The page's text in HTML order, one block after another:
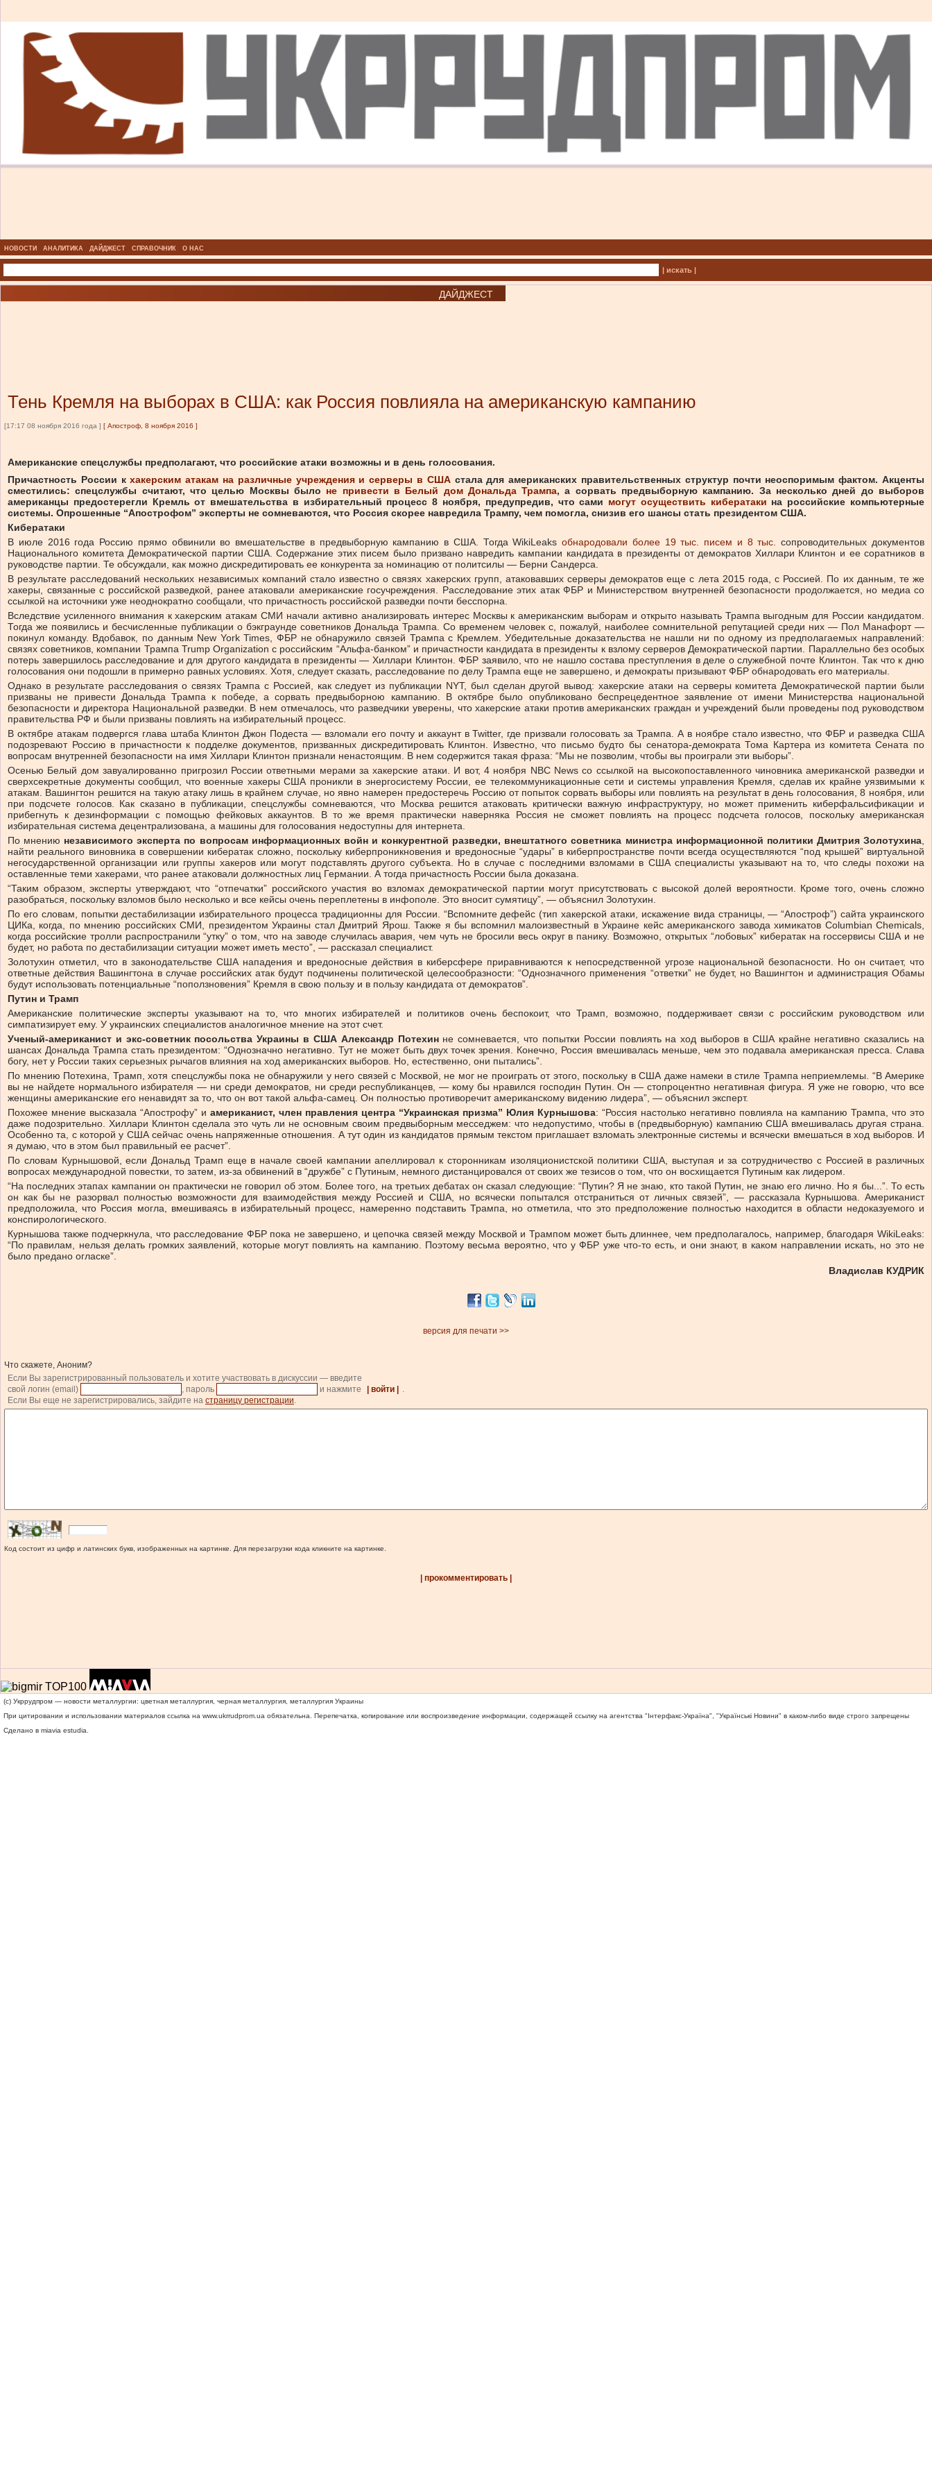
НОВОСТИ АНАЛИТИКА ДАЙДЖЕСТ СПРАВОЧНИК О НАС
| искать |
ДАЙДЖЕСТ
Тень Кремля на выборах в США: как Россия повлияла на американскую кампанию
[17:17 08 ноября 2016 года ] [ Апостроф, 8 ноября 2016 ]
Американские спецслужбы предполагают, что российские атаки возможны и в день голосования.
Причастность России кхакерским атакам на различные учреждения и серверы в СШАстала для американских правительственных структур почти неоспоримым фактом. Акценты
сместились: спецслужбы считают, что целью Москвы было не привести в Белый дом Дональда Трампа, а сорвать предвыборную кампанию. За несколько дней до выборов
американцы предостерегли Кремль от вмешательства в избирательный процесс 8 ноября, предупредив, что сами могут осуществить кибератаки на российские компьютерные
системы. Опрошенные “Апострофом” эксперты не сомневаются, что Россия скорее навредила Трампу, чем помогла, снизив его шансы стать президентом США.
Кибератаки
В июле 2016 года Россию прямо обвинили во вмешательстве в предвыборную кампанию в США. Тогда WikiLeaksобнародовали более 19 тыс. писем и 8 тыс.
сопроводительных документов
Национального комитета Демократической партии США. Содержание этих писем было призвано навредить кампании кандидата в президенты от демократов Хиллари Клинтон и ее соратников в
руководстве партии. Те обсуждали, как можно дискредитировать ее конкурента за номинацию от политсилы — Берни Сандерса.
В результате расследований нескольких независимых компаний стало известно о связях хакерских групп, атаковавших серверы демократов еще с лета 2015 года, с Россией. По их данным, те же
хакеры, связанные с российской разведкой, ранее атаковали американские госучреждения. Расследование этих атак ФБР и Министерством внутренней безопасности продолжается, но медиа со
ссылкой на источники уже неоднократно сообщали, что причастность российской разведки почти бесспорна.
Вследствие усиленного внимания к хакерским атакам СМИ начали активно анализировать интерес Москвы к американским выборам и открыто называть Трампа выгодным для России кандидатом.
Тогда же появились и бесчисленные публикации о бэкграунде советников Дональда Трампа. Со временем человек с, пожалуй, наиболее сомнительной репутацией среди них — Пол Манафорт —
покинул команду. Вдобавок, по данным New York Times, ФБР не обнаружило связей Трампа с Кремлем. Убедительные доказательства не нашли ни по одному из предполагаемых направлений:
связях советников, компании Трампа Trump Organization с российским “Альфа-банком” и причастности кандидата в президенты к взлому серверов Демократической партии. Параллельно без особых
потерь завершилось расследование и для другого кандидата в президенты — Хиллари Клинтон. ФБР заявило, что не нашло состава преступления в деле о служебной почте Клинтон. Так что к дню
голосования они подошли в примерно равных условиях. Хотя, следует сказать, расследование по делу Трампа еще не завершено, и демократы призывают ФБР обнародовать его материалы.
Однако в результате расследования о связях Трампа с Россией, как следует из публикации NYT, был сделан другой вывод: хакерские атаки на серверы комитета Демократической партии были
призваны не привести Дональда Трампа к победе, а сорвать предвыборною кампанию. В октябре было опубликовано беспрецедентное заявление от имени Министерства национальной
безопасности и директора Национальной разведки. В нем отмечалось, что разведчики уверены, что хакерские атаки против американских граждан и учреждений были проведены под руководством
правительства РФ и были призваны повлиять на избирательный процесс.
В октябре атакам подвергся глава штаба Клинтон Джон Подеста — взломали его почту и аккаунт в Twitter, где призвали голосовать за Трампа. А в ноябре стало известно, что ФБР и разведка США
подозревают Россию в причастности к подделке документов, призванных дискредитировать Клинтон. Известно, что письмо будто бы сенатора-демократа Тома Картера из комитета Сената по
вопросам внутренней безопасности на имя Хиллари Клинтон признали ненастоящим. В нем содержится такая фраза: “Мы не позволим, чтобы вы проиграли эти выборы”.
Осенью Белый дом завуалированно пригрозил России ответными мерами за хакерские атаки. И вот, 4 ноября NBC News со ссылкой на высокопоставленного чиновника американской разведки и
сверхсекретные документы сообщил, что военные хакеры США проникли в энергосистему России, ее телекоммуникационные сети и системы управления Кремля, сделав их крайне уязвимыми к
атакам. Вашингтон решится на такую атаку лишь в крайнем случае, но явно намерен предостеречь Россию от попыток сорвать выборы или повлиять на результат в день голосования, 8 ноября, или
при подсчете голосов. Как сказано в публикации, спецслужбы сомневаются, что Москва решится атаковать критически важную инфраструктуру, но может применить киберфальсификации и
прибегнуть к дезинформации с помощью фейковых аккаунтов. В то же время практически наверняка Россия не сможет повлиять на процесс подсчета голосов, поскольку американская
избирательная система децентрализована, а машины для голосования недоступны для интернета.
По мнению независимого эксперта по вопросам информационных войн и конкурентной разведки, внештатного советника министра информационной политики Дмитрия Золотухина
найти реального виновника в совершении кибератак сложно, поскольку киберпроникновения и вредоносные “удары” в киберпространстве почти всегда осуществляются “под крышей” виртуальной
негосударственной организации или группы хакеров или могут подставлять другого субъекта. Но в случае с последними взломами в США специалисты указывают на то, что следы похожи на
оставленные теми хакерами, что ранее атаковали должностных лиц Германии. А тогда причастность России была доказана.
“Таким образом, эксперты утверждают, что “отпечатки” российского участия во взломах демократической партии могут присутствовать с высокой долей вероятности. Кроме того, очень сложно
разобраться, поскольку взломов было несколько и все кейсы очень переплетены в инфополе. Это вносит сумятицу”, — объяснил Золотухин.
По его словам, попытки дестабилизации избирательного процесса традиционны для России. “Вспомните дефейс (тип хакерской атаки, искажение вида страницы, — “Апостроф”) сайта украинского
ЦИКа, когда, по мнению российских СМИ, президентом Украины стал Дмитрий Ярош. Также я бы вспомнил малоизвестный в Украине кейс американского завода химикатов Columbian Chemicals,
когда российские тролли распространили “утку” о том, что на заводе случилась авария, чем чуть не бросили весь округ в панику. Возможно, открытых “лобовых” кибератак на госсервисы США и не
будет, но работа по дестабилизации ситуации может иметь место”, — рассказал специалист.
Золотухин отметил, что в законодательстве США нападения и вредоносные действия в киберсфере приравниваются к непосредственной угрозе национальной безопасности. Но он считает, что
ответные действия Вашингтона в случае российских атак будут подчинены политической целесообразности: “Однозначного применения “ответки” не будет, но Вашингтон и администрация Обамы
будут использовать потенциальные “поползновения” Кремля в свою пользу и в пользу кандидата от демократов”.
Путин и Трамп
Американские политические эксперты указывают на то, что многих избирателей и политиков очень беспокоит, что Трамп, возможно, поддерживает связи с российским руководством или
симпатизирует ему. У украинских специалистов аналогичное мнение на этот счет.
Ученый-американист и экс-советник посольства Украины в США Александр Потехинне сомневается, что попытки России повлиять на ход выборов в США крайне негативно сказались на
шансах Дональда Трампа стать президентом: “Однозначно негативно. Тут не может быть двух точек зрения. Конечно, Россия вмешивалась меньше, чем это подавала американская пресса. Слава
богу, нет у России таких серьезных рычагов влияния на ход американских выборов. Но, естественно, они пытались”.
По мнению Потехина, Трамп, хотя спецслужбы пока не обнаружили у него связей с Москвой, не мог не проиграть от этого, поскольку в США даже намеки в стиле Трампа неприемлемы. “В Америке
вы не найдете нормального избирателя — ни среди демократов, ни среди республиканцев, — кому бы нравился господин Путин. Он — стопроцентно негативная фигура. Я уже не говорю, что все
женщины американские его ненавидят за то, что он вот такой альфа-самец. Он полностью противоречит американскому видению лидера”, — объяснил эксперт.
Похожее мнение высказала “Апострофу” и американист, член правления центра “Украинская призма” Юлия Курнышова: “Россия настолько негативно повлияла на кампанию Трампа, что это
даже подозрительно. Хиллари Клинтон сделала это чуть ли не основным своим предвыборным месседжем: что недопустимо, чтобы в (предвыборную) кампанию США вмешивалась другая страна.
Особенно та, с которой у США сейчас очень напряженные отношения. А тут один из кандидатов прямым текстом приглашает взломать электронные системы и всячески вмешаться в ход выборов. И
я думаю, что в этом был правильный ее расчет”.
По словам Курнышовой, если Дональд Трамп еще в начале своей кампании апеллировал к сторонникам изоляционистской политики США, выступая и за сотрудничество с Россией в различных
вопросах международной повестки, то затем, из-за обвинений в “дружбе” с Путиным, немного дистанцировался от своих же тезисов о том, что он восхищается Путиным как лидером.
“На последних этапах кампании он практически не говорил об этом. Более того, на третьих дебатах он сказал следующие: “Путин? Я не знаю, кто такой Путин, не знаю его лично. Но я бы...”. То есть
он как бы не разорвал полностью возможности для взаимодействия между Россией и США, но всячески попытался отстраниться от личных связей”, — рассказала Курнышова. Американист
предположила, что Россия могла, вмешиваясь в избирательный процесс, намеренно подставить Трампа, но отметила, что это предположение полностью находится в области недоказуемого и
конспирологического.
Курнышова также подчеркнула, что расследование ФБР пока не завершено, и цепочка связей между Москвой и Трампом может быть длиннее, чем предполагалось, например, благодаря WikiLeaks:
“По правилам, нельзя делать громких заявлений, которые могут повлиять на кампанию. Поэтому весьма вероятно, что у ФБР уже что-то есть, и они знают, в каком направлении искать, но это не
было предано огласке”.
Владислав КУДРИК
версия для печати >>
Что скажете, Аноним?
Если Вы зарегистрированный пользователь и хотите участвовать в дискуссии — введите
свой логин (email)
, пароль и нажмите | войти |
.
Если Вы еще не зарегистрировались, зайдите на страницу регистрации.
Код состоит из цифр и латинских букв, изображенных на картинке. Для перезагрузки кода кликните на картинке.
| прокомментировать |
(c) Укррудпром — новости металлургии: цветная металлургия, черная металлургия, металлургия Украины
При цитировании и использовании материалов ссылка на www.ukrrudprom.ua обязательна. Перепечатка, копирование или воспроизведение информации, содержащей ссылку на агентства "Iнтерфакс-Україна", "Українськi Новини" в каком-либо виде строго запрещены
Сделано в miavia estudia.